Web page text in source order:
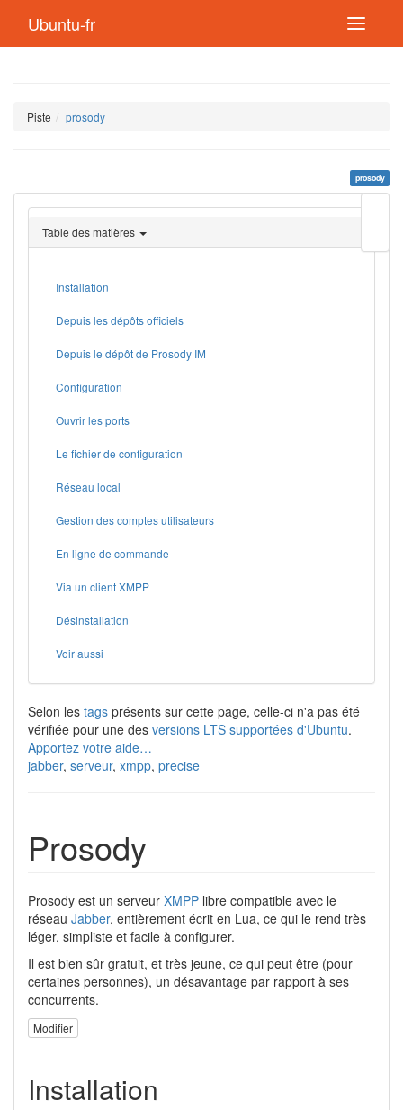
Ubuntu-fr
Piste prosody
prosody
page
Table des matières
Installation
Depuis les dépôts officiels
Depuis le dépôt de Prosody IM
Configuration
Ouvrir les ports
Le fichier de configuration
Réseau local
Gestion des comptes utilisateurs
En ligne de commande
Via un client XMPP
Désinstallation
Voir aussi
Selon les tags présents sur cette page, celle-ci n'a pas été
vérifiée pour une des versions LTS supportées d'Ubuntu.
Apportez votre aide…
jabber, serveur, xmpp, precise
Prosody
Prosody est un serveur XMPP libre compatible avec le
réseau Jabber, entièrement écrit en Lua, ce qui le rend très
léger, simpliste et facile à configurer.
Il est bien sûr gratuit, et très jeune, ce qui peut être (pour
certaines personnes), un désavantage par rapport à ses
concurrents.
Modifier
Installation